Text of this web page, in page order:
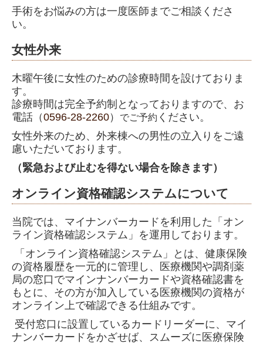
手術をお悩みの方は一度医師までご相談くださ
い。
女性外来
木曜午後に女性のための診療時間を設けておりま
す。
診療時間は完全予約制となっておりますので、お
電話（0596-28-2260） でご予約 ください。
女性外来のため、外来棟への男性の立入りをご遠
慮いただいております。
（緊急および止むを得ない場合を除きます）
オンライン資格確認システムについて
当院では、マイナンバーカードを利用した「オン
ライン資格確認システム」を運用しております。
「オンライン資格確認システム」とは、健康保険
の資格履歴を一元的に管理し、医療機関や調剤薬
局の窓口でマインナンバーカードや資格確認書を
もとに、その方が加入している医療機関の資格が
オンライン上で確認できる仕組みです。
受付窓口に設置しているカードリーダーに、マイ
ナンバーカードをかざせば、スムーズに医療保険